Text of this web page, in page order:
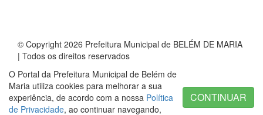
© Copyright 2026 Prefeitura Municipal de BELÉM DE MARIA
| Todos os direitos reservados
O Portal da Prefeitura Municipal de Belém de
Maria utiliza cookies para melhorar a sua
experiência, de acordo com a nossa Política
de Privacidade, ao continuar navegando,
CONTINUAR